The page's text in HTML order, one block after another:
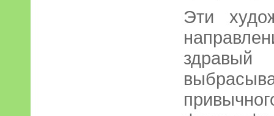
Эти
здравый